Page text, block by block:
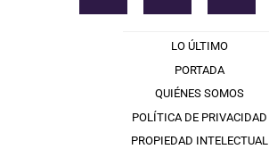
LO ÚLTIMO
PORTADA
QUIÉNES SOMOS
POLÍTICA DE PRIVACIDAD
PROPIEDAD INTELECTUAL